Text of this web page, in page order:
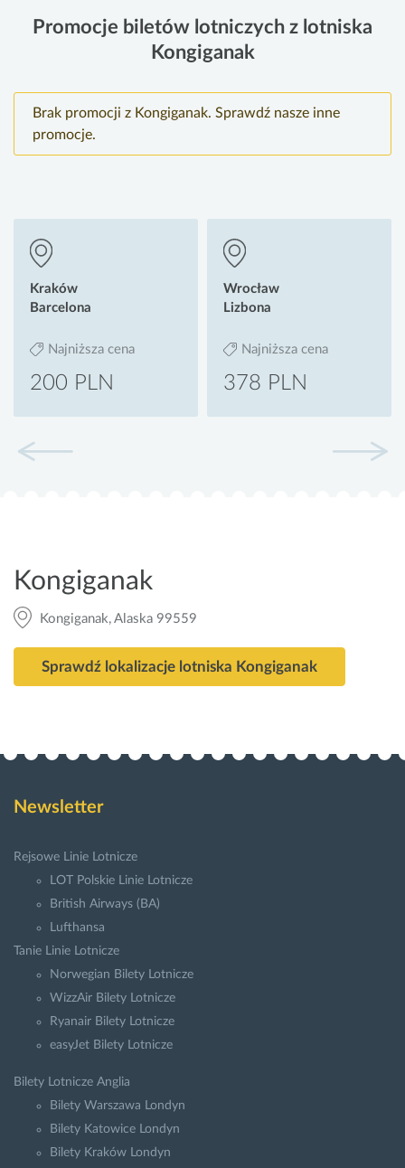
Promocje biletów lotniczych z lotniska
Kongiganak
Brak promocji z Kongiganak. Sprawdź nasze inne
promocje.
Kraków
Barcelona
Najniższa cena
200 PLN
Wrocław
Lizbona
Najniższa cena
378 PLN
Kongiganak
Kongiganak, Alaska 99559
Sprawdź lokalizacje lotniska Kongiganak
Newsletter
Rejsowe Linie Lotnicze
LOT Polskie Linie Lotnicze
British Airways (BA)
Lufthansa
Tanie Linie Lotnicze
Norwegian Bilety Lotnicze
WizzAir Bilety Lotnicze
Ryanair Bilety Lotnicze
easyJet Bilety Lotnicze
Bilety Lotnicze Anglia
Bilety Warszawa Londyn
Bilety Katowice Londyn
Bilety Kraków Londyn